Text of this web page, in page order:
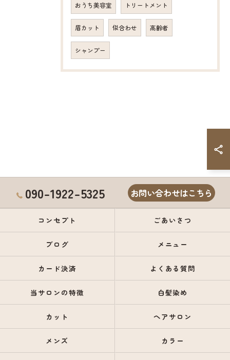
おうち美容室 トリートメント
眉カット 似合わせ 高齢者
シャンプー
090-1922-5325 お問い合わせはこちら
コンセプト ごあいさつ
ブログ メニュー
カード決済 よくある質問
当サロンの特徴 白髪染め
カット ヘアサロン
メンズ カラー